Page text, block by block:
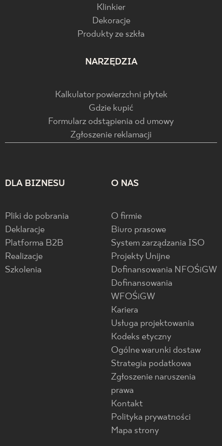
Klinkier
Dekoracje
Produkty ze szkła
NARZĘDZIA
Kalkulator powierzchni płytek
Gdzie kupić
Formularz odstąpienia od umowy
Zgłoszenie reklamacji
DLA BIZNESU
Pliki do pobrania
Deklaracje
Platforma B2B
Realizacje
Szkolenia
O NAS
O firmie
Biuro prasowe
System zarządzania ISO
Projekty Unijne
Dofinansowania NFOŚiGW
Dofinansowania
WFOŚiGW
Kariera
Usługa projektowania
Kodeks etyczny
Ogólne warunki dostaw
Strategia podatkowa
Zgłoszenie naruszenia
prawa
Kontakt
Polityka prywatności
Mapa strony